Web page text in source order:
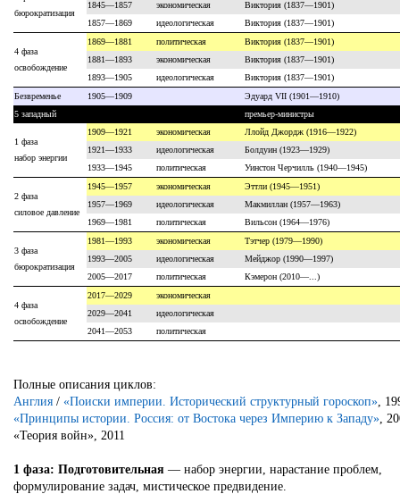
бюрократизация
1845—1857 экономическая
Виктория (1837—1901)
1857—1869
идеологическая Виктория (1837—1901)
4 фаза
освобождение
1869—1881 политическая
Виктория (1837—1901)
1881—1893
экономическая
Виктория (1837—1901)
1893—1905
идеологическая
Виктория (1837—1901)
Безвременье
1905—1909
Эдуард VII (1901—1910)
5 западный
премьер-министры
1 фаза
набор энергии
1909—1921 экономическая
Ллойд Джордж (1916—1922)
1921—1933
идеологическая
Болдуин (1923—1929)
1933—1945
политическая Уинстон Черчилль (1940—1945)
2 фаза
силовое давление
1945—1957 экономическая
Эттли (1945—1951)
1957—1969
идеологическая
Макмиллан (1957—1963)
1969—1981
политическая Вильсон (1964—1976)
3 фаза
бюрократизация
1981—1993 экономическая
Тэтчер (1979—1990)
1993—2005
идеологическая
Мейджор (1990—1997)
2005—2017
политическая Кэмерон (2010—...)
4 фаза
освобождение
2017—2029
экономическая
2029—2041
идеологическая
2041—2053
политическая
Полные описания циклов:
Англия / «Поиски империи. Исторический структурный гороскоп»,
«Принципы истории. Россия: от Востока через Империю к Западу»,
«Теория войн», 2011
1 фаза: Подготовительная — набор энергии, нарастание проблем,
формулирование задач, мистическое предвидение.